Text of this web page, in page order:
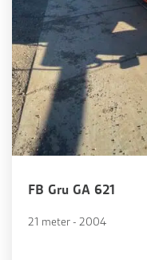
FB Gru GA 621
21 meter - 2004